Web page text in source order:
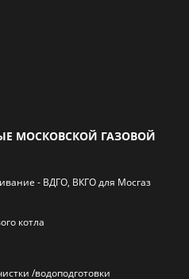
МОСКОВСКОЙ ГАЗОВОЙ
- ВДГО, ВКГО для Мосгаз
котла
/водоподготовки